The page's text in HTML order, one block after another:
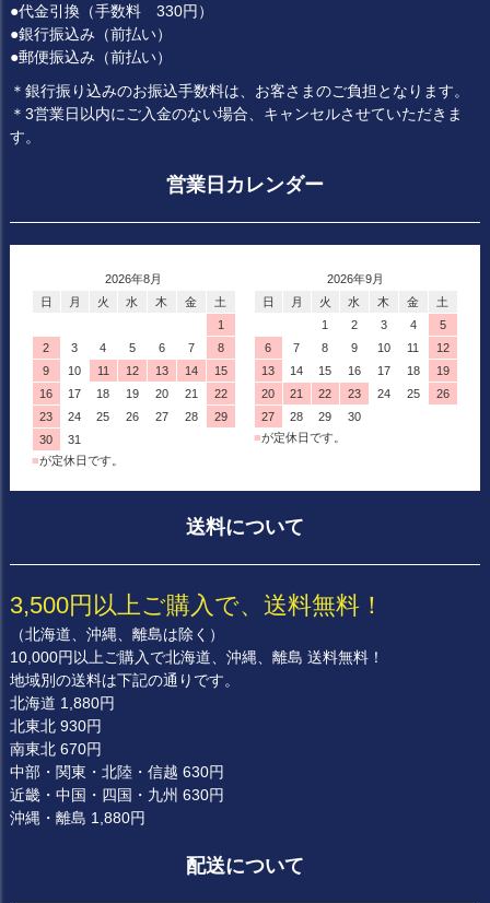
●代金引換（手数料 330円）
●銀行振込み（前払い）
●郵便振込み（前払い）
＊銀行振り込みのお振込手数料は、お客さまのご負担となります。
＊3営業日以内にご入金のない場合、キャンセルさせていただきま
す。
営業日カレンダー
2026年8月
日
月 火 水 木 金
土
1
2
3 4 5 6 7
8
9
10 11 12 13 14
15
16
17 18 19 20 21
22
23
24 25 26 27 28
29
30
31
■が定休日です。
2026年9月
日
月 火 水 木 金
土
1
2 3 4
5
6
7 8 9 10 11
12
13
14 15 16 17 18
19
20
21 22 23 24 25
26
27
28 29
30
■が定休日です。
送料について
3,500円以上ご購入で、送料無料！
（北海道、沖縄、離島は除く）
10,000円以上ご購入で北海道、沖縄、離島 送料無料！
地域別の送料は下記の通りです。
北海道 1,880円
北東北 930円
南東北 670円
中部・関東・北陸・信越 630円
近畿・中国・四国・九州 630円
沖縄・離島 1,880円
配送について